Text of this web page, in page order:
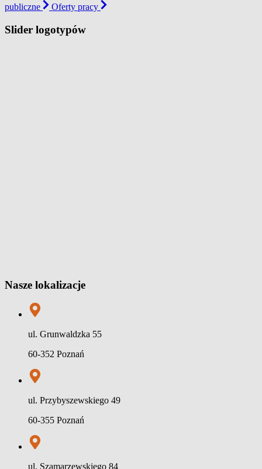
publiczne
Oferty pracy
Slider logotypów
Nasze lokalizacje
ul. Grunwaldzka 55
60-352 Poznań
ul. Przybyszewskiego 49
60-355 Poznań
ul. Szamarzewskiego 84